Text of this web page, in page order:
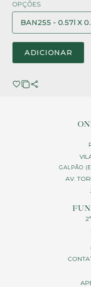
OPÇÕES
ADICIONAR
GALPÃO
AV.